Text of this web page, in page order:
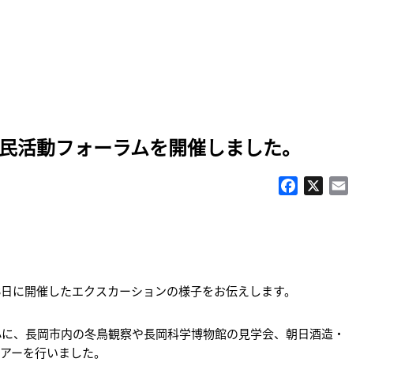
活動フォーラムを開催しました。
Facebook
開催したエクスカーションの様子をお伝えします。
、長岡市内の冬鳥観察や長岡科学博物館の見学会、朝日酒造・
ーを行いました。